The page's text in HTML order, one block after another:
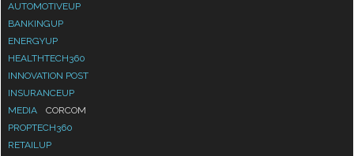
AUTOMOTIVEUP
BANKINGUP
ENERGYUP
HEALTHTECH360
INNOVATION POST
INSURANCEUP
MEDIA
CORCOM
PROPTECH360
RETAILUP